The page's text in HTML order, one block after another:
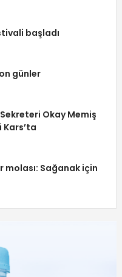
başladı
günler
Okay Memiş
Kars’ta
molası: Sağanak için